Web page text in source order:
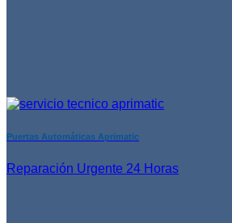
Puertas Automáticas Aprimatic
Reparación Urgente 24 Horas